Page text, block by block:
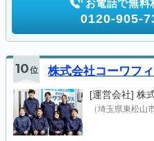
お電話で無料
0120-905-
10位 株式会社コーワフ
[運営会社] 株
（埼玉県東松山